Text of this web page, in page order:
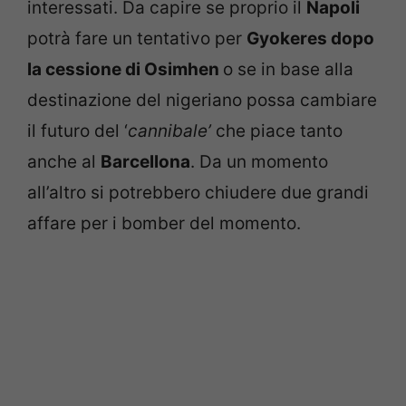
interessati. Da capire se proprio il Napoli
potrà fare un tentativo per Gyokeres dopo
la cessione di Osimhen o se in base alla
destinazione del nigeriano possa cambiare
il futuro del ‘cannibale’ che piace tanto
anche al Barcellona. Da un momento
all’altro si potrebbero chiudere due grandi
affare per i bomber del momento.